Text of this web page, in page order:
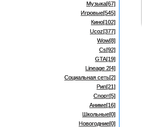
Музыка[67]
Игровые[545]
Кино[102]
Ucoz[377]
Wow[8]
Cs[92]
GTA[19]
Lineage 2[4]
Социальная сеть[2]
Рип[21]
Спорт[5]
Аниме[16]
Школьные[0]
Новогодние[0]